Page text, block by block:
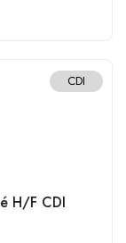
CDI
H/F CDI